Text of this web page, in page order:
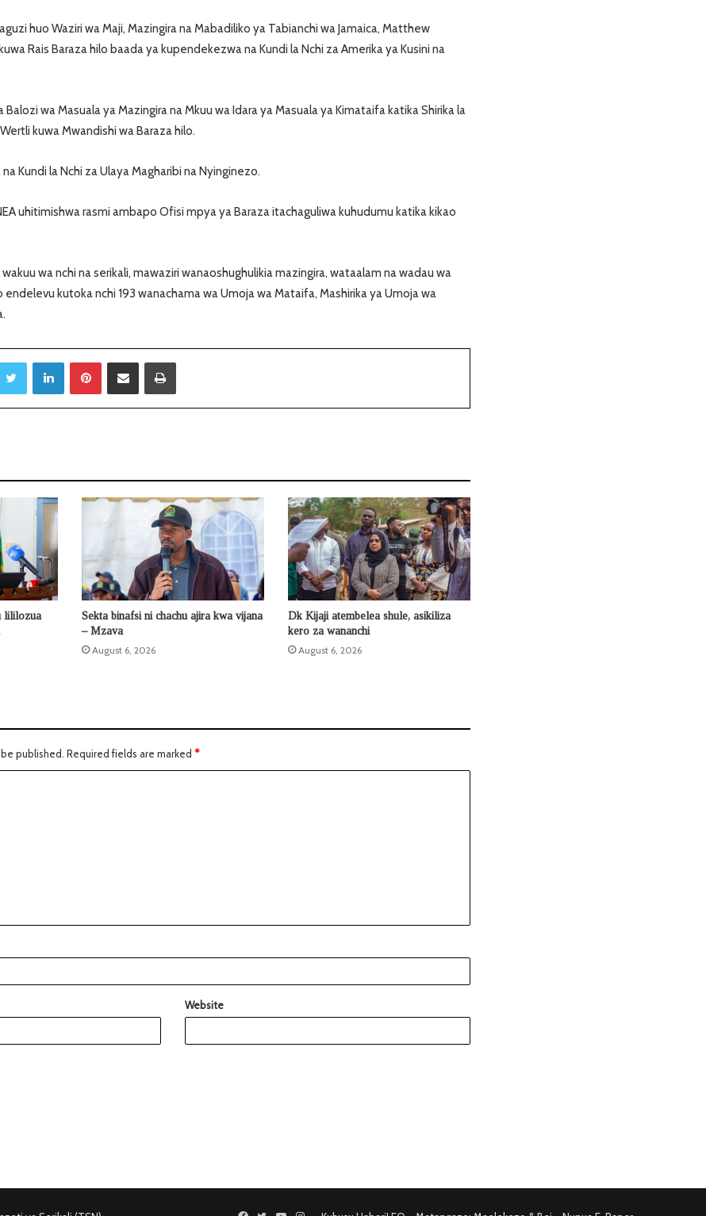
huo Waziri wa Maji, Mazingira na Mabadiliko ya Tabianchi wa Jamaica, Matthew
Rais Baraza hilo baada ya kupendekezwa na Kundi la Nchi za Amerika ya Kusini na
Balozi wa Masuala ya Mazingira na Mkuu wa Idara ya Masuala ya Kimataifa katika Shirika la
kuwa Mwandishi wa Baraza hilo.
Kundi la Nchi za Ulaya Magharibi na Nyinginezo.
uhitimishwa rasmi ambapo Ofisi mpya ya Baraza itachaguliwa kuhudumu katika kikao
wa nchi na serikali, mawaziri wanaoshughulikia mazingira, wataalam na wadau wa
kutoka nchi 193 wanachama wa Umoja wa Mataifa, Mashirika ya Umoja wa
LinkedIn Sambaza kupitia barua pepe
lililozua
Sekta binafsi ni chachu ajira kwa vijana
– Mzava
August 6, 2026
Dk Kijaji atembelea shule, asikiliza
kero za wananchi
August 6, 2026
published. Required fields are marked *
Website